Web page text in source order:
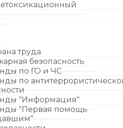
труда
безопасность
по ГО и ЧС
по
"Информация"
"Первая помощь